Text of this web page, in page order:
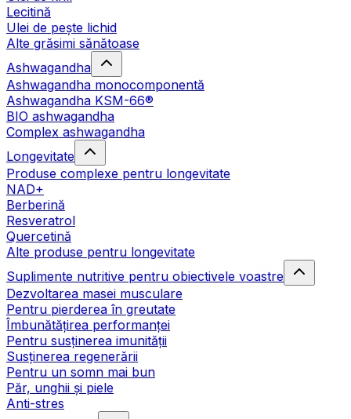
Lecitină
Ulei de pește lichid
Alte grăsimi sănătoase
Ashwagandha
Ashwagandha monocomponentă
Ashwagandha KSM-66®
BIO ashwagandha
Complex ashwagandha
Longevitate
Produse complexe pentru longevitate
NAD+
Berberină
Resveratrol
Quercetină
Alte produse pentru longevitate
Suplimente nutritive pentru obiectivele voastre
Dezvoltarea masei musculare
Pentru pierderea în greutate
Îmbunătățirea performanței
Pentru susținerea imunității
Susținerea regenerării
Pentru un somn mai bun
Păr, unghii și piele
Anti-stres